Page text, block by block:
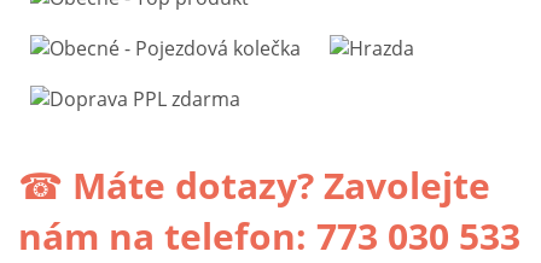
☎ Máte dotazy? Zavolejte
nám na telefon: 773 030 533